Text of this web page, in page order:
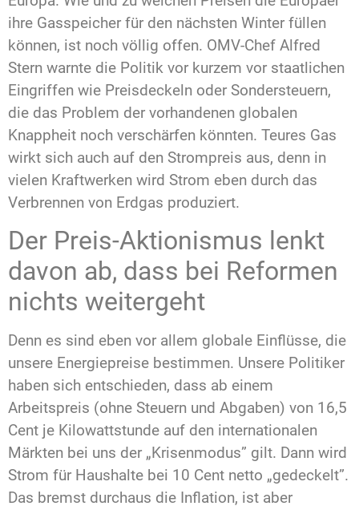
ihre Gasspeicher für den nächsten Winter füllen
können, ist noch völlig offen. OMV-Chef Alfred
Stern warnte die Politik vor kurzem vor staatlichen
Eingriffen wie Preisdeckeln oder Sondersteuern,
die das Problem der vorhandenen globalen
Knappheit noch verschärfen könnten. Teures Gas
wirkt sich auch auf den Strompreis aus, denn in
vielen Kraftwerken wird Strom eben durch das
Verbrennen von Erdgas produziert.
Der Preis-Aktionismus lenkt
davon ab, dass bei Reformen
nichts weitergeht
Denn es sind eben vor allem globale Einflüsse, die
unsere Energiepreise bestimmen. Unsere Politiker
haben sich entschieden, dass ab einem
Arbeitspreis (ohne Steuern und Abgaben) von 16,5
Cent je Kilowattstunde auf den internationalen
Märkten bei uns der „Krisenmodus” gilt. Dann wird
Strom für Haushalte bei 10 Cent netto „gedeckelt”.
Das bremst durchaus die Inflation, ist aber